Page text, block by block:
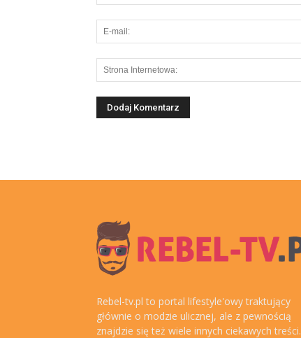
Rebel-tv.pl to portal lifestyle'owy traktujący
głównie o modzie ulicznej, ale z pewnością
znajdzie się też wiele innych ciekawych treści.